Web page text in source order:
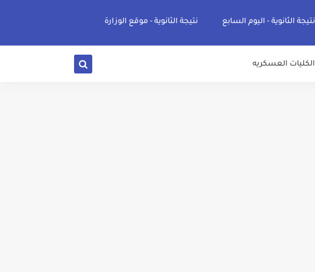
نتيجة الثانوية - اليوم السابع نتيجة الثانوية - موقع الوزارة
الكليات العسكريه